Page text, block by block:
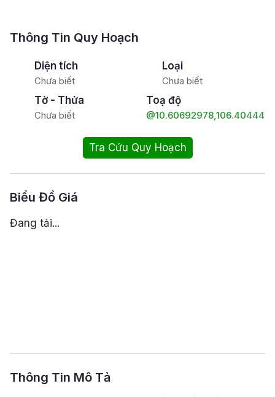
Thông Tin Quy Hoạch
Diện tích
Chưa biết
Loại
Chưa biết
Tờ - Thửa
Chưa biết
Toạ độ
Tra Cứu Quy Hoạch
Biểu Đồ Giá
Đang tải...
Thông Tin Mô Tả